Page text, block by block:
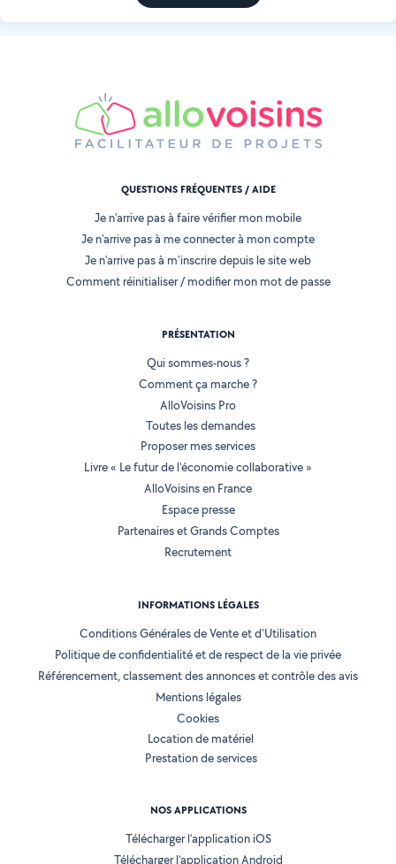
QUESTIONS FRÉQUENTES / AIDE
Je n'arrive pas à faire vérifier mon mobile
Je n'arrive pas à me connecter à mon compte
Je n'arrive pas à m'inscrire depuis le site web
Comment réinitialiser / modifier mon mot de passe
PRÉSENTATION
Qui sommes-nous ?
Comment ça marche ?
AlloVoisins Pro
Toutes les demandes
Proposer mes services
Livre « Le futur de l'économie collaborative »
AlloVoisins en France
Espace presse
Partenaires et Grands Comptes
Recrutement
INFORMATIONS LÉGALES
Conditions Générales de Vente et d'Utilisation
Politique de confidentialité et de respect de la vie privée
Référencement, classement des annonces et contrôle des avis
Mentions légales
Cookies
Location de matériel
Prestation de services
NOS APPLICATIONS
Télécharger l’application iOS
Télécharger l’application Android